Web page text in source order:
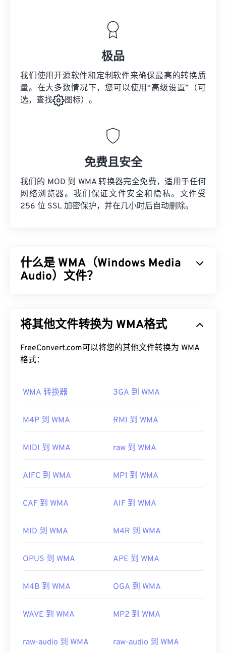
极品
我们使用开源软件和定制软件来确保最高的转换质
量。在大多数情况下，您可以使用“高级设置”（可
选，查找
图标）。
免费且安全
我们的 MOD 到 WMA 转换器完全免费，适用于任何
网络浏览器。我们保证文件安全和隐私。文件受
256 位 SSL 加密保护，并在几小时后自动删除。
什么是 WMA（Windows Media
Audio）文件？
编解码器，也是一种音频格式。自 1999 年诞生以
WMA Pro、WMA Lossless和WMA Voice。它是
Windows Media
如何打开 WMA 文件？
作为Windows Media 的核心组件，Windows Media
默认程序。然而，由于
文件相对普及，许多其
Media Console
，它有适用于 Apple iOS
本。
有用的链接：
https://docs.microsoft.com/en-
codecs
将其他文件转换为 WMA格式
FreeConvert.com可以将您的其他文件转换为 WMA
格式：
WMA 转换器 3GA 到 WMA
M4P 到 WMA RMI 到 WMA
MIDI 到 WMA raw 到 WMA
AIFC 到 WMA MP1 到 WMA
CAF 到 WMA AIF 到 WMA
MID 到 WMA M4R 到 WMA
OPUS 到 WMA APE 到 WMA
M4B 到 WMA OGA 到 WMA
WAVE 到 WMA MP2 到 WMA
raw-audio 到 WMA raw-audio 到 WMA